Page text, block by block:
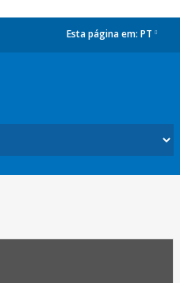
Esta página em: PT